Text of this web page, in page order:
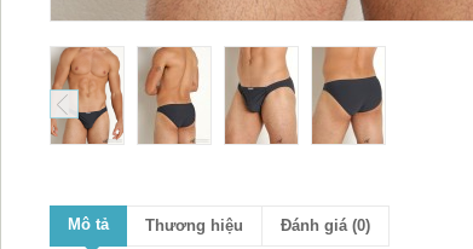
Mô tả Thương hiệu Đánh giá (0)